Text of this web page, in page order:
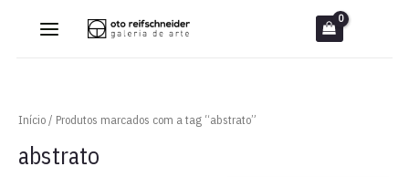
Início/ Produtos marcados com a tag “abstrato”
abstrato